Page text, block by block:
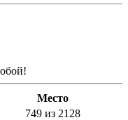
Место
749 из 2128